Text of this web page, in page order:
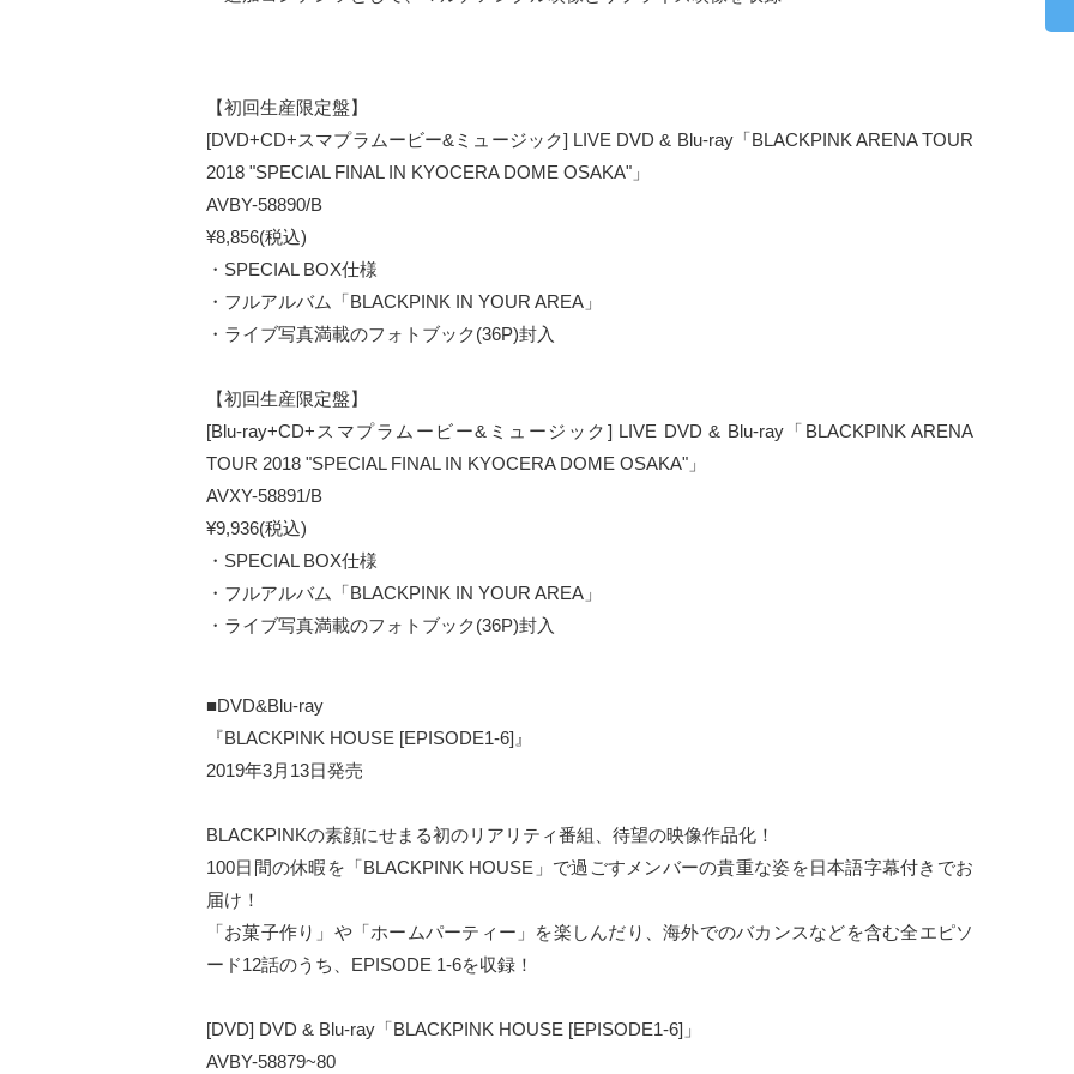
【初回生産限定盤】
[DVD+CD+スマプラムービー&ミュージック] LIVE DVD & Blu-ray「BLACKPINK ARENA TOUR
2018 "SPECIAL FINAL IN KYOCERA DOME OSAKA"」
AVBY-58890/B
¥8,856(税込)
・SPECIAL BOX仕様
・フルアルバム「BLACKPINK IN YOUR AREA」
・ライブ写真満載のフォトブック(36P)封入
【初回生産限定盤】
[Blu-ray+CD+スマプラムービー&ミュージック] LIVE DVD & Blu-ray「BLACKPINK ARENA
TOUR 2018 "SPECIAL FINAL IN KYOCERA DOME OSAKA"」
AVXY-58891/B
¥9,936(税込)
・SPECIAL BOX仕様
・フルアルバム「BLACKPINK IN YOUR AREA」
・ライブ写真満載のフォトブック(36P)封入
■DVD&Blu-ray
『BLACKPINK HOUSE [EPISODE1-6]』
2019年3月13日発売
BLACKPINKの素顔にせまる初のリアリティ番組、待望の映像作品化！
100日間の休暇を「BLACKPINK HOUSE」で過ごすメンバーの貴重な姿を日本語字幕付きでお
届け！
「お菓子作り」や「ホームパーティー」を楽しんだり、海外でのバカンスなどを含む全エピソ
ード12話のうち、EPISODE 1-6を収録！
[DVD] DVD & Blu-ray「BLACKPINK HOUSE [EPISODE1-6]」
AVBY-58879~80